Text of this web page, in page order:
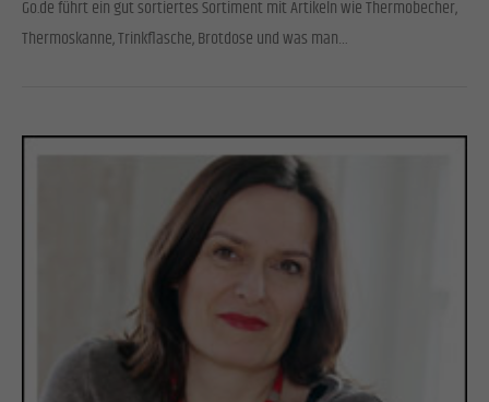
Go.de führt ein gut sortiertes Sortiment mit Artikeln wie Thermobecher,
Thermoskanne, Trinkflasche, Brotdose und was man…